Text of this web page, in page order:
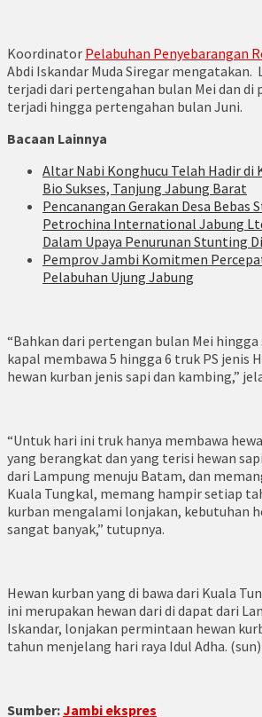
Koordinator Pelabuhan Penyebarangan
Abdi Iskandar Muda Siregar mengatakan.
terjadi dari pertengahan bulan Mei dan di
terjadi hingga pertengahan bulan Juni.
Bacaan Lainnya
Altar Nabi Konghucu Telah Hadir di
Bio Sukses, Tanjung Jabung Barat
Pencanangan Gerakan Desa Bebas
Petrochina International Jabung
Dalam Upaya Penurunan Stunting
Pemprov Jambi Komitmen
Pelabuhan Ujung Jabung
“Bahkan dari pertengan bulan Mei
kapal membawa 5 hingga 6 truk PS jenis
hewan kurban jenis sapi dan kambing,”
“Untuk hari ini truk hanya membawa
yang berangkat dan yang terisi hewan
dari Lampung menuju Batam, dan
Kuala Tungkal, memang hampir setiap
kurban mengalami lonjakan, kebutuhan
sangat banyak,” tutupnya.
Hewan kurban yang di bawa dari Kuala
ini merupakan hewan dari di dapat dari
Iskandar, lonjakan permintaan hewan
tahun menjelang hari raya Idul Adha. (sun)
Sumber:Jambi ekspres